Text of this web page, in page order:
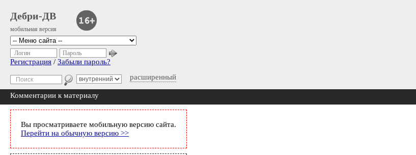
Дебри-ДВ
мобильная версия
расширенный
Логин Пароль
Регистрация / Забыли пароль?
Комментарии к материалу
Вы просматриваете мобильную версию сайта.
Перейти на обычную версию >>